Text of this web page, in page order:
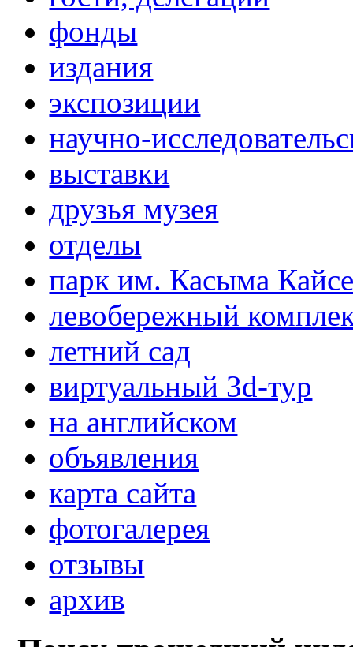
фонды
издания
экспозиции
научно-
выставки
друзья музея
отделы
парк им. Касыма
левобережный
летний сад
виртуальный 3d-тур
на английском
объявления
карта сайта
фотогалерея
отзывы
архив